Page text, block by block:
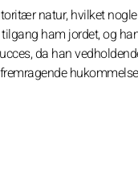
natur, hvilket
ham jordet, og
da han